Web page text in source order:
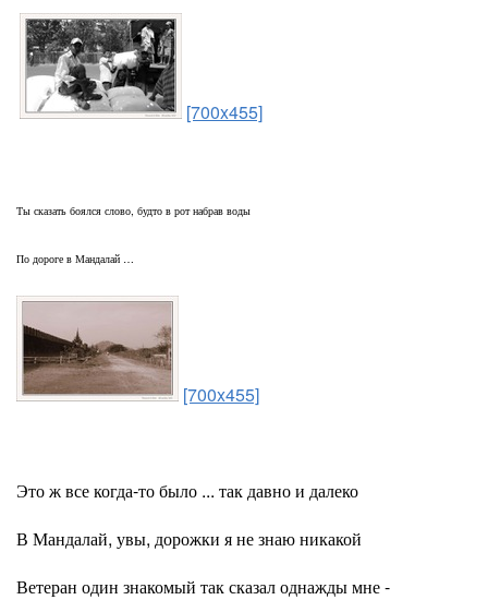
[700x455]
Ты сказать боялся слово, будто в рот набрав воды
По дороге в Мандалай …
[700x455]
Это ж все когда-то было ... так давно и далеко
В Мандалай, увы, дорожки я не знаю никакой
Ветеран один знакомый так сказал однажды мне -